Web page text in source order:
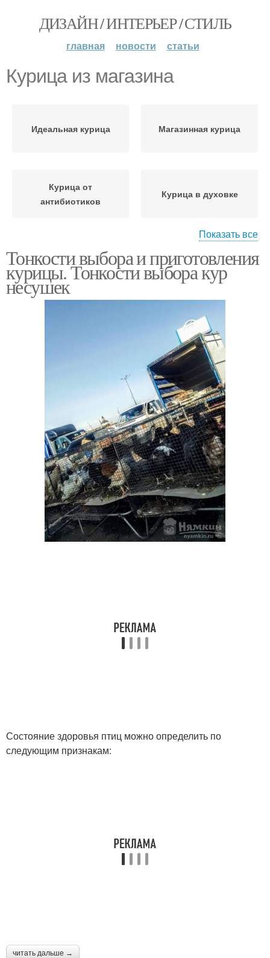
ДИЗАЙН / ИНТЕРЬЕР / СТИЛЬ
главная новости статьи
Курица из магазина
Идеальная курица Магазинная курица
Курица от
антибиотиков
Курица в духовке
Курица с чесноком
курица
Показать все
Тонкости выбора и приготовления
курицы. Тонкости выбора кур
несушек
Состояние здоровья птиц можно определить по
следующим признакам:
читать дальше →